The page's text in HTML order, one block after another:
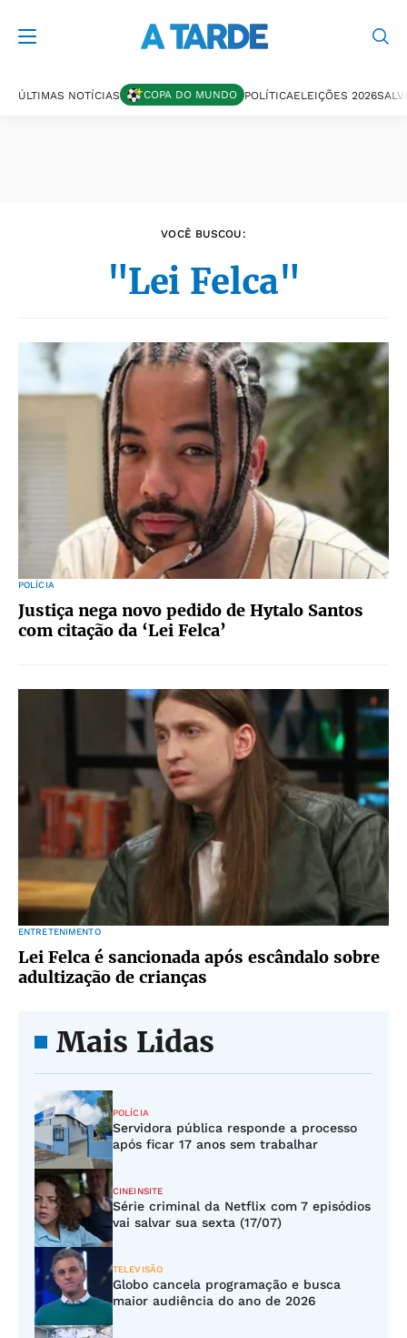
ÚLTIMAS NOTÍCIAS COPA DO MUNDO POLÍTICAELEIÇÕES 2026
VOCÊ BUSCOU:
"Lei Felca"
POLÍCIA
Justiça nega novo pedido de Hytalo Santos
com citação da ‘Lei Felca’
ENTRETENIMENTO
Lei Felca é sancionada após escândalo sobre
adultização de crianças
Mais Lidas
POLÍCIA
Servidora pública responde a processo
após ficar 17 anos sem trabalhar
CINEINSITE
Série criminal da Netflix com 7 episódios
vai salvar sua sexta (17/07)
TELEVISÃO
Globo cancela programação e busca
maior audiência do ano de 2026